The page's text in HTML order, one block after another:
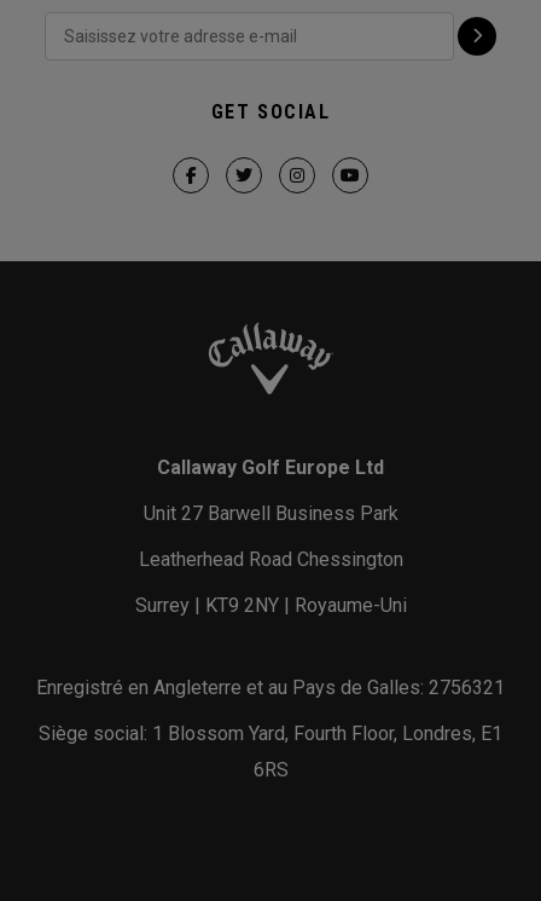
GET SOCIAL
Callaway Golf Europe Ltd
Unit 27 Barwell Business Park
Leatherhead Road Chessington
Surrey | KT9 2NY | Royaume-Uni
Enregistré en Angleterre et au Pays de Galles: 2756321
Siège social: 1 Blossom Yard, Fourth Floor, Londres, E1
6RS